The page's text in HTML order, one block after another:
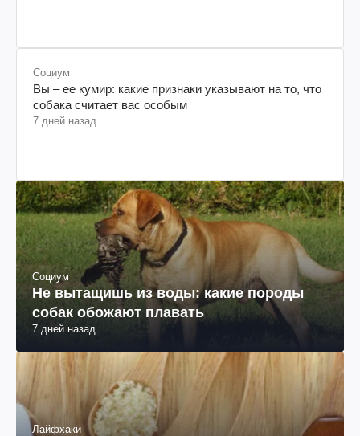
Социум
Вы – ее кумир: какие признаки указывают на то, что
собака считает вас особым
7 дней назад
Социум
Не вытащишь из воды: какие породы
собак обожают плавать
7 дней назад
Лайфхаки